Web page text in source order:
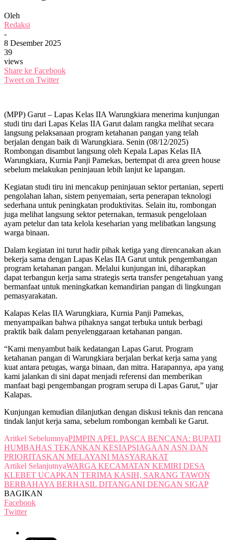
Oleh
Redaksi
-
8 Desember 2025
39
views
Share ke Facebook
Tweet on Twitter
(MPP) Garut – Lapas Kelas IIA Warungkiara menerima kunjungan
studi tiru dari Lapas Kelas IIA Garut dalam rangka melihat secara
langsung pelaksanaan program ketahanan pangan yang telah
berjalan dengan baik di Warungkiara. Senin (08/12/2025)
Rombongan disambut langsung oleh Kepala Lapas Kelas IIA
Warungkiara, Kurnia Panji Pamekas, bertempat di area green house
sebelum melakukan peninjauan lebih lanjut ke lapangan.
Kegiatan studi tiru ini mencakup peninjauan sektor pertanian, seperti
pengolahan lahan, sistem penyemaian, serta penerapan teknologi
sederhana untuk peningkatan produktivitas. Selain itu, rombongan
juga melihat langsung sektor peternakan, termasuk pengelolaan
ayam petelur dan tata kelola keseharian yang melibatkan langsung
warga binaan.
Dalam kegiatan ini turut hadir pihak ketiga yang direncanakan akan
bekerja sama dengan Lapas Kelas IIA Garut untuk pengembangan
program ketahanan pangan. Melalui kunjungan ini, diharapkan
dapat terbangun kerja sama strategis serta transfer pengetahuan yang
bermanfaat untuk meningkatkan kemandirian pangan di lingkungan
pemasyarakatan.
Kalapas Kelas IIA Warungkiara, Kurnia Panji Pamekas,
menyampaikan bahwa pihaknya sangat terbuka untuk berbagi
praktik baik dalam penyelenggaraan ketahanan pangan.
“Kami menyambut baik kedatangan Lapas Garut. Program
ketahanan pangan di Warungkiara berjalan berkat kerja sama yang
kuat antara petugas, warga binaan, dan mitra. Harapannya, apa yang
kami jalankan di sini dapat menjadi referensi dan memberikan
manfaat bagi pengembangan program serupa di Lapas Garut,” ujar
Kalapas.
Kunjungan kemudian dilanjutkan dengan diskusi teknis dan rencana
tindak lanjut kerja sama, sebelum rombongan kembali ke Garut.
Aritkel SebelumnyaPIMPIN APEL PASCA BENCANA: BUPATI
HUMBAHAS TEKANKAN KESIAPSIAGAAN ASN DAN
PRIORITASKAN MELAYANI MASYARAKAT
Artikel SelanjutnyaWARGA KECAMATAN KEMIRI DESA
KLEBET UCAPKAN TERIMA KASIH, SARANG TAWON
BERBAHAYA BERHASIL DITANGANI DENGAN SIGAP
BAGIKAN
Facebook
Twitter